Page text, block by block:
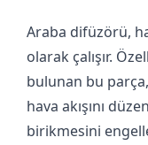
Araba difüzörü,
olarak çalışır.
bulunan bu
hava akışını
birikmesini